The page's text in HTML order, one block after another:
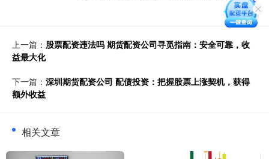
上一篇： 股票配资违法吗 期货配资公司寻觅指南：安全可靠，收
益最大化
下一篇： 深圳期货配资公司 配债投资：把握股票上涨契机，获得
额外收益
相关文章